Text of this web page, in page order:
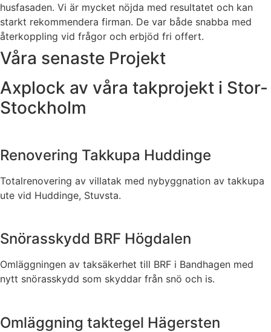
husfasaden. Vi är mycket nöjda med resultatet och kan
starkt rekommendera firman. De var både snabba med
återkoppling vid frågor och erbjöd fri offert.
Våra senaste Projekt
Axplock av våra takprojekt i Stor-
Stockholm
Renovering Takkupa Huddinge
Totalrenovering av villatak med nybyggnation av takkupa
ute vid Huddinge, Stuvsta.
Snörasskydd BRF Högdalen
Omläggningen av taksäkerhet till BRF i Bandhagen med
nytt snörasskydd som skyddar från snö och is.
Omläggning taktegel Hägersten